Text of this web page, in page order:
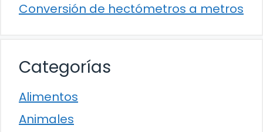
Conversión de hectómetros a metros
Categorías
Alimentos
Animales